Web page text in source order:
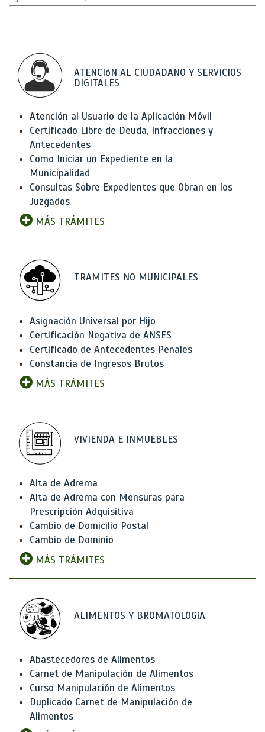
ATENCIóN AL CIUDADANO Y SERVICIOS
DIGITALES
Atención al Usuario de la Aplicación Móvil
Certificado Libre de Deuda, Infracciones y
Antecedentes
Como Iniciar un Expediente en la
Municipalidad
Consultas Sobre Expedientes que Obran en los
Juzgados
MÁS TRÁMITES
TRAMITES NO MUNICIPALES
Asignación Universal por Hijo
Certificación Negativa de ANSES
Certificado de Antecedentes Penales
Constancia de Ingresos Brutos
MÁS TRÁMITES
VIVIENDA E INMUEBLES
Alta de Adrema
Alta de Adrema con Mensuras para
Prescripción Adquisitiva
Cambio de Domicilio Postal
Cambio de Dominio
MÁS TRÁMITES
ALIMENTOS Y BROMATOLOGíA
Abastecedores de Alimentos
Carnet de Manipulación de Alimentos
Curso Manipulación de Alimentos
Duplicado Carnet de Manipulación de
Alimentos